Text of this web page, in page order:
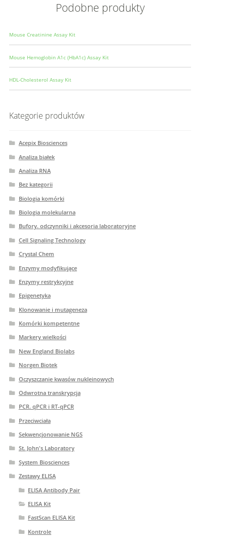
Podobne produkty
Mouse Creatinine Assay Kit
Mouse Hemoglobin A1c (HbA1c) Assay Kit
HDL-Cholesterol Assay Kit
Kategorie produktów
Acepix Biosciences
Analiza białek
Analiza RNA
Bez kategorii
Biologia komórki
Biologia molekularna
Bufory. odczynniki i akcesoria laboratoryjne
Cell Signaling Technology
Crystal Chem
Enzymy modyfikujące
Enzymy restrykcyjne
Epigenetyka
Klonowanie i mutageneza
Komórki kompetentne
Markery wielkości
New England Biolabs
Norgen Biotek
Oczyszczanie kwasów nukleinowych
Odwrotna transkrypcja
PCR. qPCR i RT-qPCR
Przeciwciała
Sekwencjonowanie NGS
St. John's Laboratory
System Biosciences
Zestawy ELISA
ELISA Antibody Pair
ELISA Kit
FastScan ELISA Kit
Kontrole